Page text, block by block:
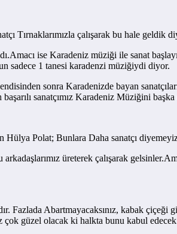
Tırnaklarımızla çalışarak bu hale
ise Karadeniz müziği ile sanat
sadece 1 tanesi karadenzi müziğiydi diyor.
sonra Karadenizde bayan
sanatçımız Karadeniz Müziğini
Polat; Bunlara Daha sanatçı
üreterek çalışarak
Fazlada Abartmayacaksınız, kabak çiçeği
çok güzel olacak ki halkta bunu kabul